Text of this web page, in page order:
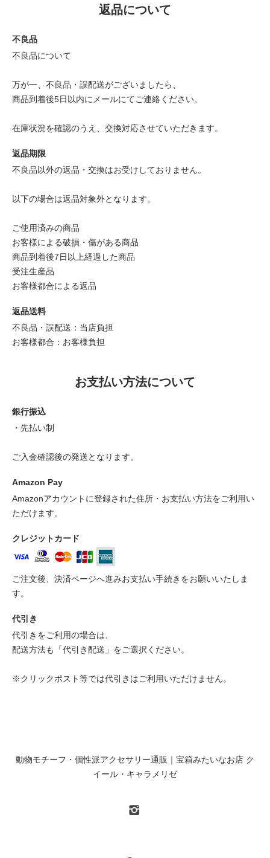
返品について
不良品
不良品について
万が一、不良品・誤配送がございましたら、
商品到着後5日以内にメールにてご連絡ください。
在庫状況を確認のうえ、交換対応させていただきます。
返品期限
不良品以外の返品・交換はお受けしておりません。
以下の場合は返品対象外となります。
ご使用済みの商品
お客様による破損・傷がある商品
商品到着後7日以上経過した商品
受注生産品
お客様都合による返品
返品送料
不良品・誤配送：当店負担
お客様都合：お客様負担
お支払い方法について
銀行振込
・先払い制
ご入金確認後の発送となります。
Amazon Pay
Amazonアカウントに登録された住所・お支払い方法をご利用い
ただけます。
クレジットカード
ご注文後、決済ページへ進みお支払い手続きをお願いいたしま
す。
代引き
代引きをご利用の場合は、
配送方法も「代引き配送」をご選択ください。
※クリックポスト等では代引きはご利用いただけません。
動物モチーフ・個性派アクセサリー通販｜宝箱みたいなお店 ク
イール・キャラメリゼ